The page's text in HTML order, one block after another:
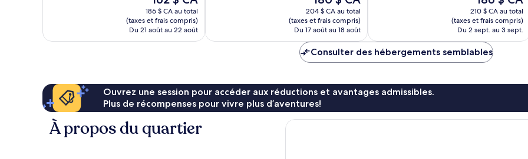
prix
est
de
162 $ CA
186 $ CA au total
(taxes et frais compris)
Du 21 août au 22 août
prix
est
de
180 $ CA
204 $ CA au total
(taxes et frais compris)
Du 17 août au 18 août
prix
est
de
186 $ CA
210 $ CA au total
(taxes et frais compris)
Du 2 sept. au 3 sept.
Consulter des hébergements semblables
Ouvrez une session pour accéder aux réductions et avantages admissibles.
Plus de récompenses pour vivre plus d’aventures!
À propos du quartier